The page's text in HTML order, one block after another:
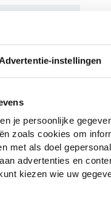
Advertentie-instellingen
je persoonlijke
zoals cookies om
met als doel
advertenties en
kiezen wie uw
Noort
door een